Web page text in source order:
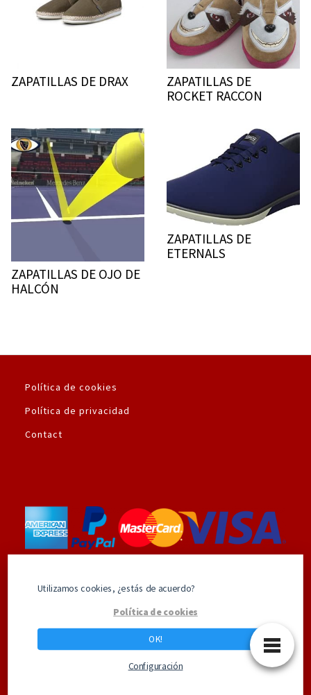
ZAPATILLAS DE DRAX
ZAPATILLAS DE
ROCKET RACCON
ZAPATILLAS DE OJO DE
HALCÓN
ZAPATILLAS DE
ETERNALS
Política de cookies
Política de privacidad
Contact
Los mejores productos de Superhéroes
Utilizamos cookies, ¿estás de acuerdo?
Política de cookies
OK!
Configuración